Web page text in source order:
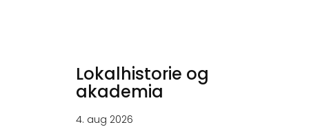
Lokalhistorie og
akademia
4. aug 2026